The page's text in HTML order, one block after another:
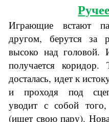
Играющие встают
другом, берутся за
высоко над головой.
получается
досталась, идет к
и проходя под
уводит с собой
(ищет свою пару).